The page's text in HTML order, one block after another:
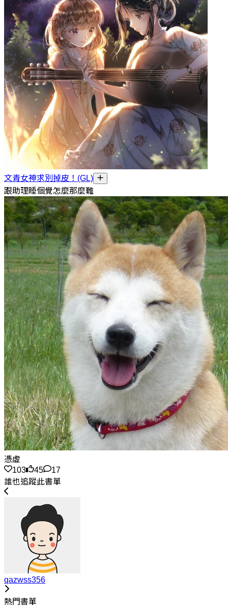
文青女神求別掉皮！(GL)
跟助理睡個覺怎麼那麼難
憑虛
103
45
17
誰也追蹤此書單
qazwss356
熱門書單